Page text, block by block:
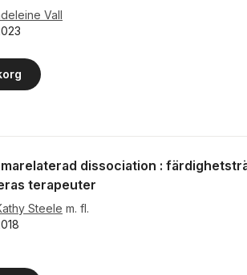
Vall
dissociation :
terapeuter
Steele m. fl.
antal röster: